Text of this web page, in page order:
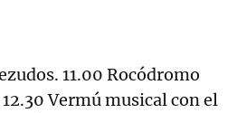
11.00 Rocódromo
Vermú musical con el